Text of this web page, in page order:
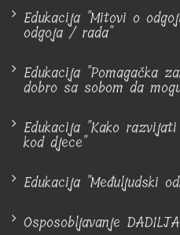
Edukacija "Mitovi o
odgoja / rada"
Edukacija "Pomagačka
dobro sa sobom da
Edukacija "Kako
kod djece"
Edukacija "Međuljudski
Osposobljavanje